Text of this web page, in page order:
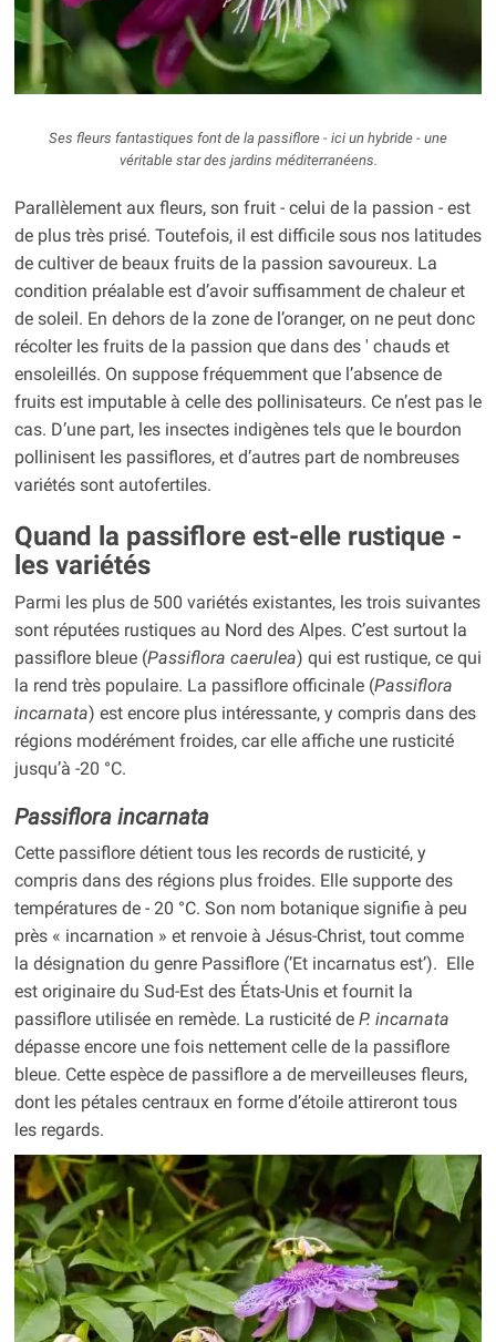
Ses fleurs fantastiques font de la passiflore - ici un hybride - une
véritable star des jardins méditerranéens.
Parallèlement aux fleurs, son fruit - celui de la passion - est
de plus très prisé. Toutefois, il est difficile sous nos latitudes
de cultiver de beaux fruits de la passion savoureux. La
condition préalable est d’avoir suffisamment de chaleur et
de soleil. En dehors de la zone de l’oranger, on ne peut donc
récolter les fruits de la passion que dans des ' chauds et
ensoleillés. On suppose fréquemment que l’absence de
fruits est imputable à celle des pollinisateurs. Ce n’est pas le
cas. D’une part, les insectes indigènes tels que le bourdon
pollinisent les passiflores, et d’autres part de nombreuses
variétés sont autofertiles.
Quand la passiflore est-elle rustique -
les variétés
Parmi les plus de 500 variétés existantes, les trois suivantes
sont réputées rustiques au Nord des Alpes. C’est surtout la
passiflore bleue (Passiflora caerulea) qui est rustique, ce qui
la rend très populaire. La passiflore officinale (Passiflora
incarnata) est encore plus intéressante, y compris dans des
régions modérément froides, car elle affiche une rusticité
jusqu’à -20 °C.
Passiflora incarnata
Cette passiflore détient tous les records de rusticité, y
compris dans des régions plus froides. Elle supporte des
températures de - 20 °C. Son nom botanique signifie à peu
près « incarnation » et renvoie à Jésus-Christ, tout comme
la désignation du genre Passiflore (’Et incarnatus est’). Elle
est originaire du Sud-Est des États-Unis et fournit la
passiflore utilisée en remède. La rusticité de P. incarnata
dépasse encore une fois nettement celle de la passiflore
bleue. Cette espèce de passiflore a de merveilleuses fleurs,
dont les pétales centraux en forme d’étoile attireront tous
les regards.